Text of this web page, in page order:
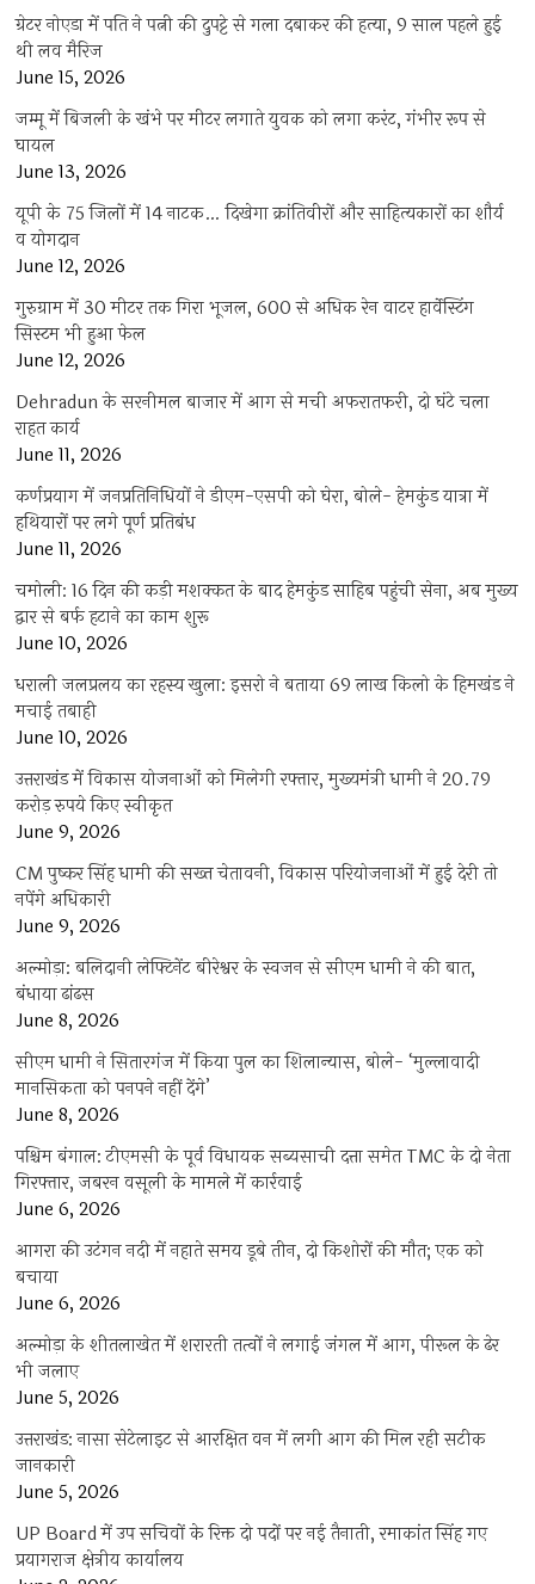
ग्रेटर नोएडा में पति ने पत्नी की दुपट्टे से गला दबाकर की हत्या, 9 साल पहले हुई
थी लव मैरिज
June 15, 2026
जम्मू में बिजली के खंभे पर मीटर लगाते युवक को लगा करंट, गंभीर रूप से
घायल
June 13, 2026
यूपी के 75 जिलों में 14 नाटक… दिखेगा क्रांतिवीरों और साहित्यकारों का शौर्य
व योगदान
June 12, 2026
गुरुग्राम में 30 मीटर तक गिरा भूजल, 600 से अधिक रेन वाटर हार्वेस्टिंग
सिस्टम भी हुआ फेल
June 12, 2026
Dehradun के सरनीमल बाजार में आग से मची अफरातफरी, दो घंटे चला
राहत कार्य
June 11, 2026
कर्णप्रयाग में जनप्रतिनिधियों ने डीएम-एसपी को घेरा, बोले- हेमकुंड यात्रा में
हथियारों पर लगे पूर्ण प्रतिबंध
June 11, 2026
चमोली: 16 दिन की कड़ी मशक्कत के बाद हेमकुंड साहिब पहुंची सेना, अब मुख्य
द्वार से बर्फ हटाने का काम शुरू
June 10, 2026
धराली जलप्रलय का रहस्य खुला: इसरो ने बताया 69 लाख किलो के हिमखंड ने
मचाई तबाही
June 10, 2026
उत्तराखंड में विकास योजनाओं को मिलेगी रफ्तार, मुख्यमंत्री धामी ने 20.79
करोड़ रुपये किए स्वीकृत
June 9, 2026
CM पुष्कर सिंह धामी की सख्त चेतावनी, विकास परियोजनाओं में हुई देरी तो
नपेंगे अधिकारी
June 9, 2026
अल्मोड़ा: बलिदानी लेफ्टिनेंट बीरेश्वर के स्वजन से सीएम धामी ने की बात,
बंधाया ढांढस
June 8, 2026
सीएम धामी ने सितारगंज में किया पुल का शिलान्यास, बोले- ‘मुल्लावादी
मानसिकता को पनपने नहीं देंगे’
June 8, 2026
पश्चिम बंगाल: टीएमसी के पूर्व विधायक सब्यसाची दत्ता समेत TMC के दो नेता
गिरफ्तार, जबरन वसूली के मामले में कार्रवाई
June 6, 2026
आगरा की उटंगन नदी में नहाते समय डूबे तीन, दो किशोरों की मौत; एक को
बचाया
June 6, 2026
अल्मोड़ा के शीतलाखेत में शरारती तत्वों ने लगाई जंगल में आग, पीरूल के ढेर
भी जलाए
June 5, 2026
उत्तराखंड: नासा सेटेलाइट से आरक्षित वन में लगी आग की मिल रही सटीक
जानकारी
June 5, 2026
UP Board में उप सचिवों के रिक्त दो पदों पर नई तैनाती, रमाकांत सिंह गए
प्रयागराज क्षेत्रीय कार्यालय